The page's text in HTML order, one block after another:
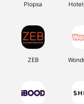
Plopsa
ZEB